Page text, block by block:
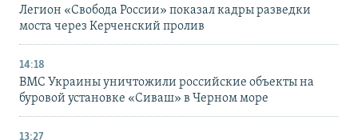
Легион «Свобода России» показал кадры разведки
моста через Керченский пролив
14:18
ВМС Украины уничтожили российские объекты на
буровой установке «Сиваш» в Черном море
13:27